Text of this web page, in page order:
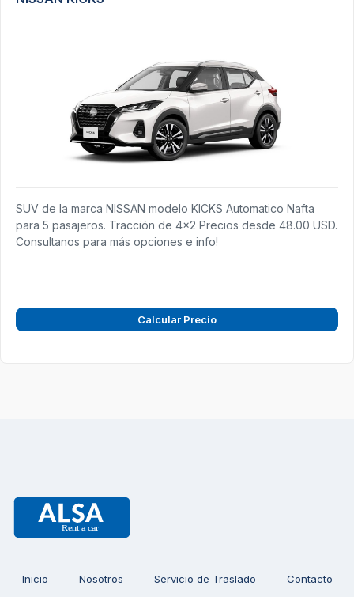
SUV de la marca NISSAN modelo KICKS Automatico Nafta
para 5 pasajeros. Tracción de 4x2 Precios desde 48.00 USD.
Consultanos para más opciones e info!
Calcular Precio
Inicio Nosotros Servicio de Traslado Contacto